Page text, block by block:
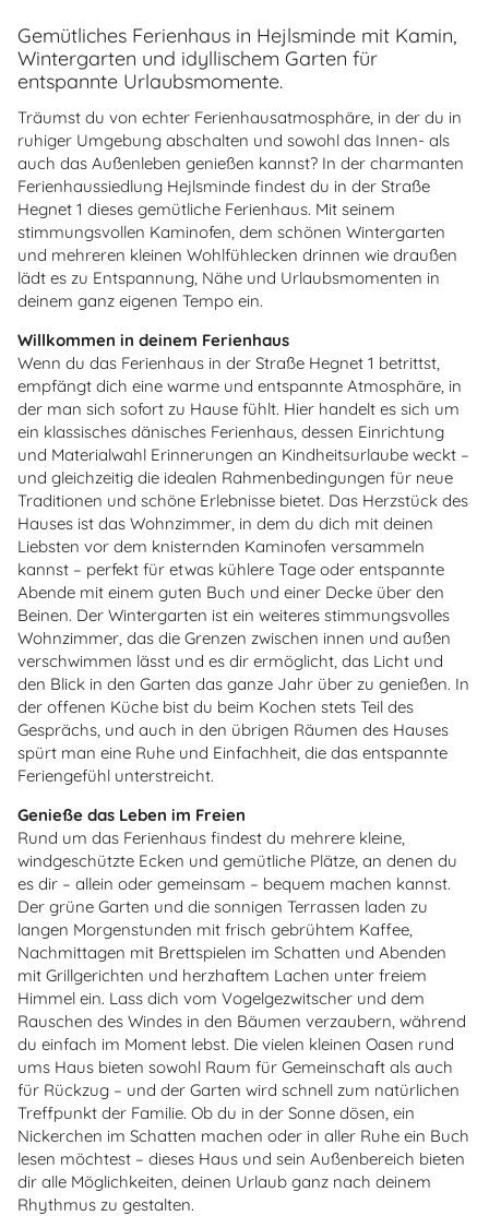
Gemütliches Ferienhaus in Hejlsminde mit Kamin,
Wintergarten und idyllischem Garten für
entspannte Urlaubsmomente.
Träumst du von echter Ferienhausatmosphäre, in der du in
ruhiger Umgebung abschalten und sowohl das Innen- als
auch das Außenleben genießen kannst? In der charmanten
Ferienhaussiedlung Hejlsminde findest du in der Straße
Hegnet 1 dieses gemütliche Ferienhaus. Mit seinem
stimmungsvollen Kaminofen, dem schönen Wintergarten
und mehreren kleinen Wohlfühlecken drinnen wie draußen
lädt es zu Entspannung, Nähe und Urlaubsmomenten in
deinem ganz eigenen Tempo ein.
Willkommen in deinem Ferienhaus
Wenn du das Ferienhaus in der Straße Hegnet 1 betrittst,
empfängt dich eine warme und entspannte Atmosphäre, in
der man sich sofort zu Hause fühlt. Hier handelt es sich um
ein klassisches dänisches Ferienhaus, dessen Einrichtung
und Materialwahl Erinnerungen an Kindheitsurlaube weckt –
und gleichzeitig die idealen Rahmenbedingungen für neue
Traditionen und schöne Erlebnisse bietet. Das Herzstück des
Hauses ist das Wohnzimmer, in dem du dich mit deinen
Liebsten vor dem knisternden Kaminofen versammeln
kannst – perfekt für etwas kühlere Tage oder entspannte
Abende mit einem guten Buch und einer Decke über den
Beinen. Der Wintergarten ist ein weiteres stimmungsvolles
Wohnzimmer, das die Grenzen zwischen innen und außen
verschwimmen lässt und es dir ermöglicht, das Licht und
den Blick in den Garten das ganze Jahr über zu genießen. In
der offenen Küche bist du beim Kochen stets Teil des
Gesprächs, und auch in den übrigen Räumen des Hauses
spürt man eine Ruhe und Einfachheit, die das entspannte
Feriengefühl unterstreicht.
Genieße das Leben im Freien
Rund um das Ferienhaus findest du mehrere kleine,
windgeschützte Ecken und gemütliche Plätze, an denen du
es dir – allein oder gemeinsam – bequem machen kannst.
Der grüne Garten und die sonnigen Terrassen laden zu
langen Morgenstunden mit frisch gebrühtem Kaffee,
Nachmittagen mit Brettspielen im Schatten und Abenden
mit Grillgerichten und herzhaftem Lachen unter freiem
Himmel ein. Lass dich vom Vogelgezwitscher und dem
Rauschen des Windes in den Bäumen verzaubern, während
du einfach im Moment lebst. Die vielen kleinen Oasen rund
ums Haus bieten sowohl Raum für Gemeinschaft als auch
für Rückzug – und der Garten wird schnell zum natürlichen
Treffpunkt der Familie. Ob du in der Sonne dösen, ein
Nickerchen im Schatten machen oder in aller Ruhe ein Buch
lesen möchtest – dieses Haus und sein Außenbereich bieten
dir alle Möglichkeiten, deinen Urlaub ganz nach deinem
Rhythmus zu gestalten.